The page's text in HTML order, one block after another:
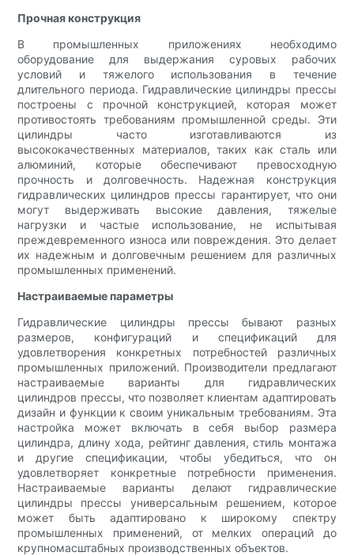
Прочная конструкция
В промышленных приложениях необходимо
оборудование для выдержания суровых рабочих
условий и тяжелого использования в течение
длительного периода. Гидравлические цилиндры прессы
построены с прочной конструкцией, которая может
противостоять требованиям промышленной среды. Эти
цилиндры часто изготавливаются из
высококачественных материалов, таких как сталь или
алюминий, которые обеспечивают превосходную
прочность и долговечность. Надежная конструкция
гидравлических цилиндров прессы гарантирует, что они
могут выдерживать высокие давления, тяжелые
нагрузки и частые использование, не испытывая
преждевременного износа или повреждения. Это делает
их надежным и долговечным решением для различных
промышленных применений.
Настраиваемые параметры
Гидравлические цилиндры прессы бывают разных
размеров, конфигураций и спецификаций для
удовлетворения конкретных потребностей различных
промышленных приложений. Производители предлагают
настраиваемые варианты для гидравлических
цилиндров прессы, что позволяет клиентам адаптировать
дизайн и функции к своим уникальным требованиям. Эта
настройка может включать в себя выбор размера
цилиндра, длину хода, рейтинг давления, стиль монтажа
и другие спецификации, чтобы убедиться, что он
удовлетворяет конкретные потребности применения.
Настраиваемые варианты делают гидравлические
цилиндры прессы универсальным решением, которое
может быть адаптировано к широкому спектру
промышленных применений, от мелких операций до
крупномасштабных производственных объектов.